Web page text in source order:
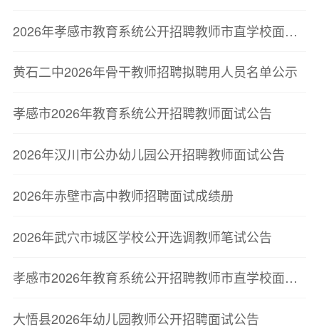
2026年孝感市教育系统公开招聘教师市直学校面试公告
黄石二中2026年骨干教师招聘拟聘用人员名单公示
孝感市2026年教育系统公开招聘教师面试公告
2026年汉川市公办幼儿园公开招聘教师面试公告
2026年赤壁市高中教师招聘面试成绩册
2026年武穴市城区学校公开选调教师笔试公告
孝感市2026年教育系统公开招聘教师市直学校面试公告
大悟县2026年幼儿园教师公开招聘面试公告